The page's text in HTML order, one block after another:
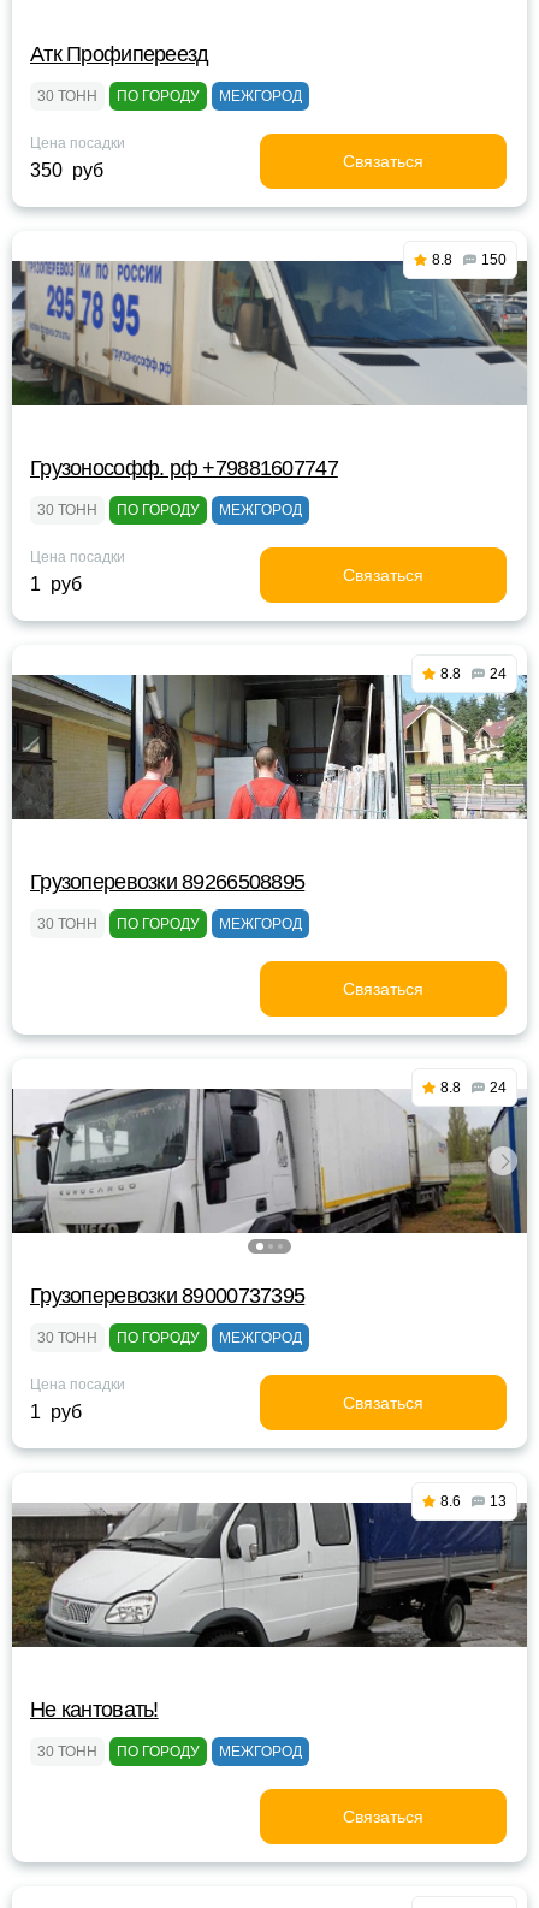
Атк Профипереезд
30 ТОНН ПО ГОРОДУ МЕЖГОРОД
Цена посадки
350 руб Связаться
8.8 150
Грузонософф. рф +79881607747
30 ТОНН ПО ГОРОДУ МЕЖГОРОД
Цена посадки
1 руб Связаться
8.8 24
Грузоперевозки 89266508895
30 ТОНН ПО ГОРОДУ МЕЖГОРОД
Связаться
8.8 24
Грузоперевозки 89000737395
30 ТОНН ПО ГОРОДУ МЕЖГОРОД
Цена посадки
1 руб Связаться
8.6 13
Не кантовать!
30 ТОНН ПО ГОРОДУ МЕЖГОРОД
Связаться